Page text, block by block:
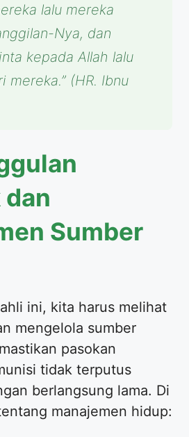
lalu mereka
Nya, dan
kepada Allah lalu
mereka.” (HR. Ibnu
Sumber
ini, kita harus melihat
mengelola sumber
pasokan
tidak terputus
berlangsung lama. Di
manajemen hidup: